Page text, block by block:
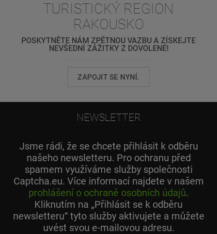
TURISTICKÝ REGION
RAKOUSKO
POSKYTNĚTE NÁM ZPĚTNOU VAZBU A ZÍSKEJTE
NEVŠEDNÍ ZÁŽITKY Z DOVOLENÉ!
ZAPOJIT SE NYNÍ.
NEWSLETTER
Jsme rádi, že se chcete přihlásit k odběru
našeho newsletteru. Pro ochranu před
spamem využíváme služby společnosti
Captcha.eu. Více informací najdete v našem
prohlášení o ochraně osobních údajů.
Kliknutím na „Přihlásit se k odběru
newsletteru“ tyto služby aktivujete a můžete
uvést svou e-mailovou adresu.